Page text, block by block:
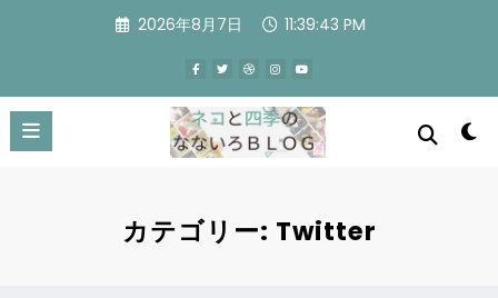
ツ
へ
キ
2026年8月7日 11:39:44 PM
カテゴリー: Twitter